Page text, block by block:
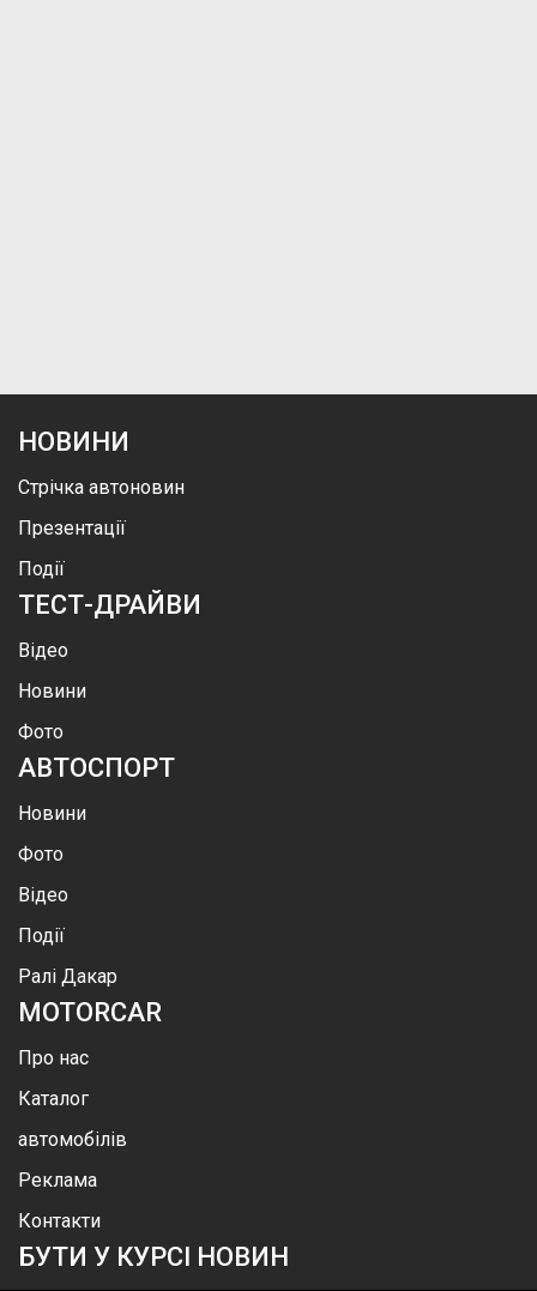
НОВИНИ
Стрічка автоновин
Презентації
Події
ТЕСТ-ДРАЙВИ
Відео
Новини
Фото
АВТОСПОРТ
Новини
Фото
Відео
Події
Ралі Дакар
MOTORCAR
Про нас
Каталог
автомобілів
Реклама
Контакти
БУТИ У КУРСІ НОВИН